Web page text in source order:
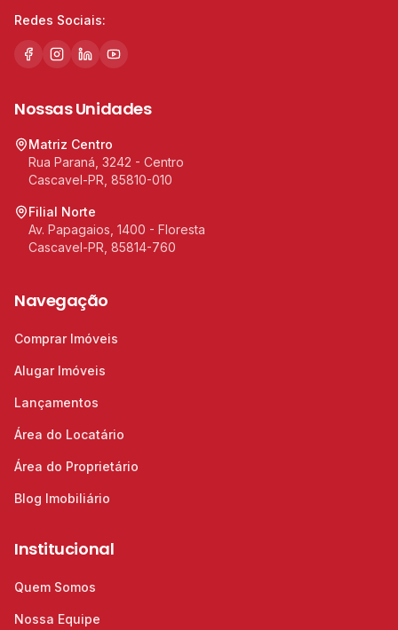
Redes Sociais:
Nossas Unidades
Matriz Centro
Rua Paraná, 3242 - Centro
Cascavel-PR, 85810-010
Filial Norte
Av. Papagaios, 1400 - Floresta
Cascavel-PR, 85814-760
Navegação
Comprar Imóveis
Alugar Imóveis
Lançamentos
Área do Locatário
Área do Proprietário
Blog Imobiliário
Institucional
Quem Somos
Nossa Equipe